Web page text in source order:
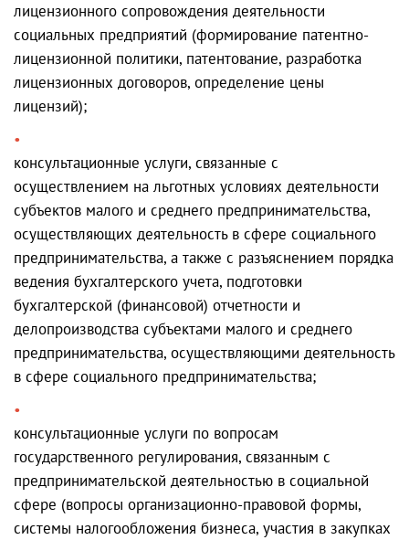
лицензионного сопровождения деятельности
социальных предприятий (формирование патентно-
лицензионной политики, патентование, разработка
лицензионных договоров, определение цены
лицензий);
консультационные услуги, связанные с
осуществлением на льготных условиях деятельности
субъектов малого и среднего предпринимательства,
осуществляющих деятельность в сфере социального
предпринимательства, а также с разъяснением порядка
ведения бухгалтерского учета, подготовки
бухгалтерской (финансовой) отчетности и
делопроизводства субъектами малого и среднего
предпринимательства, осуществляющими деятельность
в сфере социального предпринимательства;
консультационные услуги по вопросам
государственного регулирования, связанным с
предпринимательской деятельностью в социальной
сфере (вопросы организационно-правовой формы,
системы налогообложения бизнеса, участия в закупках